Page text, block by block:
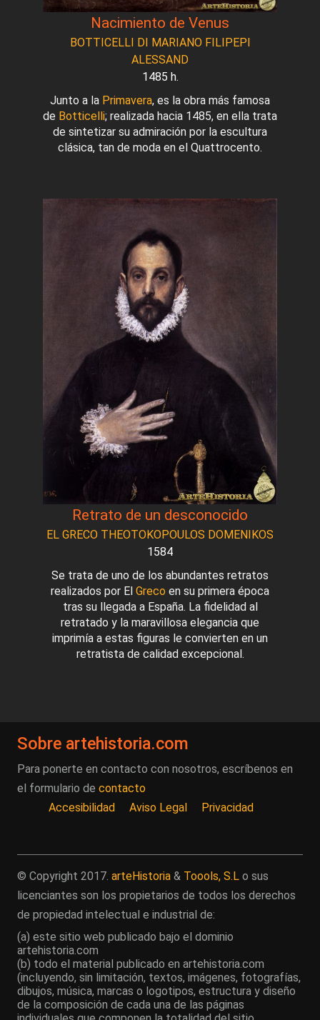
Nacimiento de Venus
BOTTICELLI DI MARIANO FILIPEPI
ALESSAND
1485 h.
Junto a la Primavera, es la obra más famosa
de Botticelli; realizada hacia 1485, en ella trata
de sintetizar su admiración por la escultura
clásica, tan de moda en el Quattrocento.
Retrato de un desconocido
EL GRECO THEOTOKOPOULOS DOMENIKOS
1584
Se trata de uno de los abundantes retratos
realizados por El Greco en su primera época
tras su llegada a España. La fidelidad al
retratado y la maravillosa elegancia que
imprimía a estas figuras le convierten en un
retratista de calidad excepcional.
Sobre artehistoria.com
Para ponerte en contacto con nosotros, escríbenos en
el formulario de contacto
Accesibilidad
Aviso Legal Privacidad
© Copyright 2017. arteHistoria & Toools, S.L o sus
licenciantes son los propietarios de todos los derechos
de propiedad intelectual e industrial de:
(a) este sitio web publicado bajo el dominio
artehistoria.com
(b) todo el material publicado en artehistoria.com
(incluyendo, sin limitación, textos, imágenes, fotografías,
dibujos, música, marcas o logotipos, estructura y diseño
de la composición de cada una de las páginas